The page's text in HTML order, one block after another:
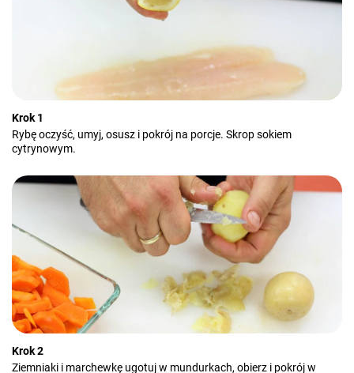
Krok 1
Rybę oczyść, umyj, osusz i pokrój na porcje. Skrop sokiem
cytrynowym.
Krok 2
Ziemniaki i marchewkę ugotuj w mundurkach, obierz i pokrój w